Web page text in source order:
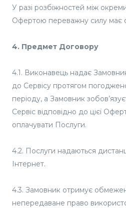
У разі розбіжностей між
Офертою переважну силу має
4. Предмет Договору
4.1. Виконавець надає
до Сервісу протягом
періоду, а Замовник
Сервіс відповідно до цієї
оплачувати Послуги.
4.2. Послуги надаються
Інтернет.
4.3. Замовник отримує
непередаване право